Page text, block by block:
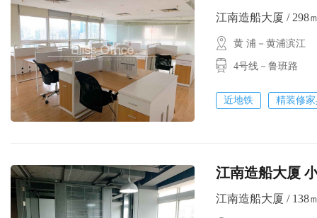
江南造船大厦 / 298
黄 浦－黄浦滨江
4号线－鲁班路
近地铁 精装修
江南造船大厦
江南造船大厦 / 138